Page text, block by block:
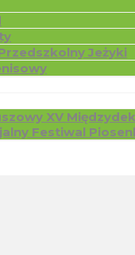
Jeżyki
XV
Festiwal